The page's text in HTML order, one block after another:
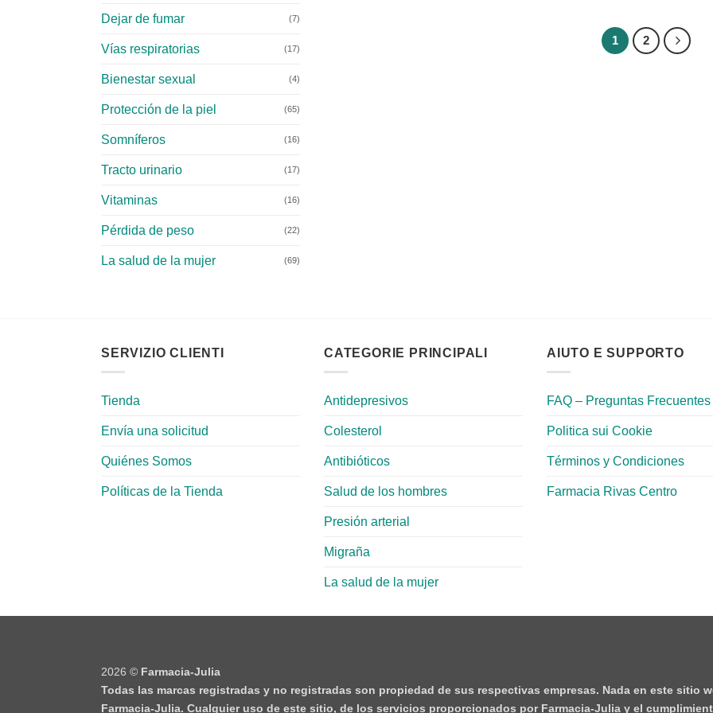
Dejar de fumar (7)
Vías respiratorias (17)
Bienestar sexual (4)
Protección de la piel (65)
Somníferos (16)
Tracto urinario (17)
Vitaminas (16)
Pérdida de peso (22)
La salud de la mujer (69)
1 2
SERVIZIO CLIENTI
Tienda
Envía una solicitud
Quiénes Somos
Políticas de la Tienda
CATEGORIE PRINCIPALI
Antidepresivos
Colesterol
Antibióticos
Salud de los hombres
Presión arterial
Migraña
La salud de la mujer
AIUTO E SUPPORTO
FAQ – Preguntas Frecuentes
Politica sui Cookie
Términos y Condiciones
Farmacia Rivas Centro
2026 © Farmacia-Julia
Todas las marcas registradas y no registradas son propiedad de sus respectivas empresas. Nada en este sitio
Farmacia-Julia. Cualquier uso de este sitio, de los servicios proporcionados por Farmacia-Julia y el